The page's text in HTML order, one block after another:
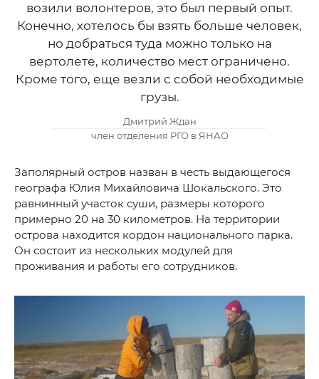
возили волонтеров, это был первый опыт.
Конечно, хотелось бы взять больше человек,
но добраться туда можно только на
вертолете, количество мест ограничено.
Кроме того, еще везли с собой необходимые
грузы.
Дмитрий Ждан
член отделения РГО в ЯНАО
Заполярный остров назван в честь выдающегося
географа Юлия Михайловича Шокальского. Это
равнинный участок суши, размеры которого
примерно 20 на 30 километров. На территории
острова находится кордон национального парка.
Он состоит из нескольких модулей для
проживания и работы его сотрудников.